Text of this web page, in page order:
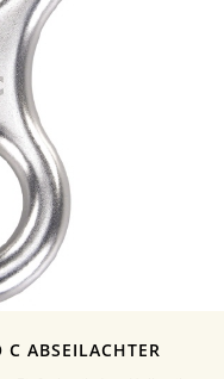
ABSEILACHTER